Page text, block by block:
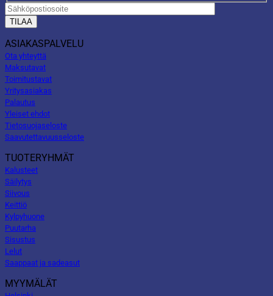
ASIAKASPALVELU
Ota yhteyttä
Maksutavat
Toimitustavat
Yritysasiakas
Palautus
Yleiset ehdot
Tietosuojaseloste
Saavutettavuusseloste
TUOTERYHMÄT
Kalusteet
Säilytys
Siivous
Keittiö
Kylpyhuone
Puutarha
Sisustus
Lelut
Saappaat ja sadeasut
MYYMÄLÄT